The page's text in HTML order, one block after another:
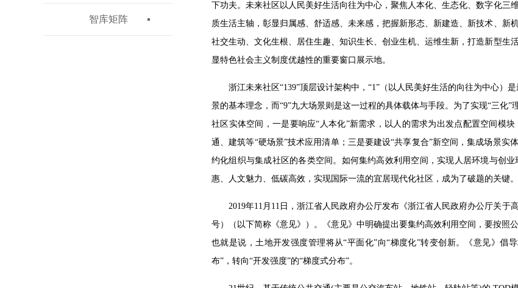
智库矩阵
下功夫。未来社区以人民美好生活向往为中心，聚焦人本化、生态化、数字化三
质生活主轴，彰显归属感、舒适感、未来感，把握新形态、新建造、新技术、
社交生动、文化生根、居住生趣、知识生长、创业生机、运维生新，打造新型
显特色社会主义制度优越性的重要窗口展示地。
浙江未来社区“139”顶层设计架构中，“1”（以人民美好生活的向往为中心）
景的基本理念，而“9”九大场景则是这一过程的具体载体与手段。为了实现“三化
社区实体空间，一是要响应“人本化”新需求，以人的需求为出发点配置空间模
通、建筑等“硬场景”技术应用清单；三是要建设“共享复合”新空间，集成场景
约化组织与集成社区的各类空间。如何集约高效利用空间，实现人居环境与创
惠、人文魅力、低碳高效，实现国际一流的宜居现代化社区，成为了破题的关键。
2019年11月11日，浙江省人民政府办公厅发布《浙江省人民政府办公厅关
号）（以下简称《意见》）。《意见》中明确提出要集约高效利用空间，要按照
也就是说，土地开发强度管理将从“平面化”向“梯度化”转变创新。《意见》倡
布”，转向“开发强度”的“梯度式分布”。